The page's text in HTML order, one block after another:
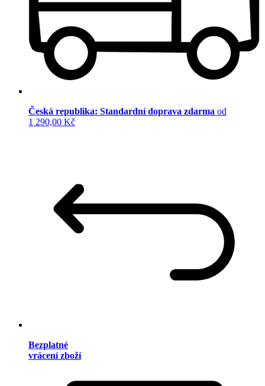
Česká republika: Standardní doprava zdarma od
1 290,00 Kč
Bezplatné
vrácení zboží